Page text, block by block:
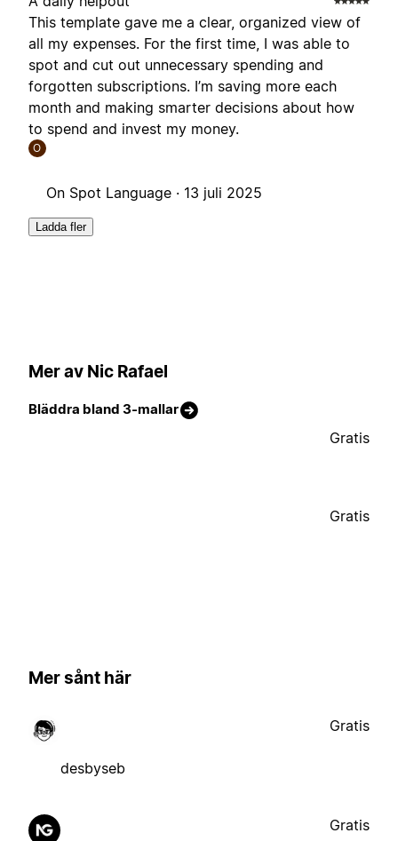
This template gave me a clear, organized view of
all my expenses. For the first time, I was able to
spot and cut out unnecessary spending and
forgotten subscriptions. I’m saving more each
month and making smarter decisions about how
to spend and invest my money.
O
On Spot Language · 13 juli 2025
Ladda fler
Mer av Nic Rafael
Bläddra bland 3-mallar
Gratis
Gratis
Mer sånt här
desbyseb
Gratis
Gratis